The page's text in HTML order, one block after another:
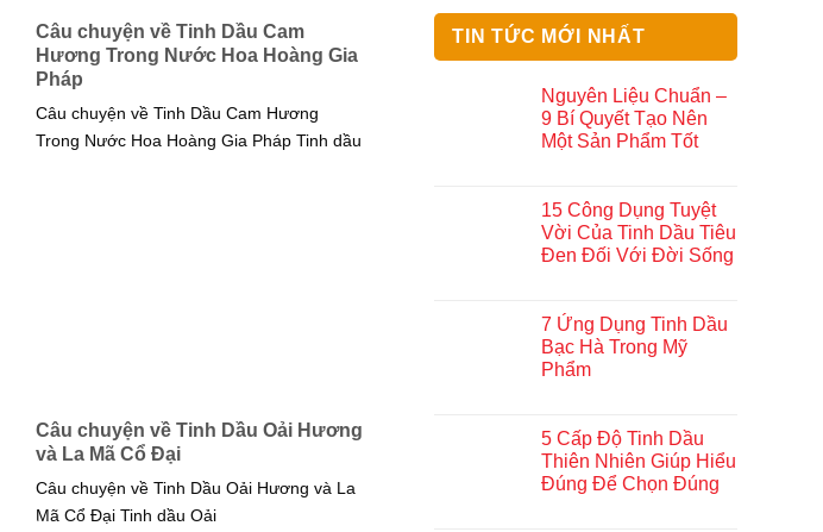
Câu chuyện về Tinh Dầu Cam
Hương Trong Nước Hoa Hoàng Gia
Pháp
Câu chuyện về Tinh Dầu Cam Hương
Trong Nước Hoa Hoàng Gia Pháp Tinh dầu
Câu chuyện về Tinh Dầu Oải Hương
và La Mã Cổ Đại
Câu chuyện về Tinh Dầu Oải Hương và La
Mã Cổ Đại Tinh dầu Oải
TIN TỨC MỚI NHẤT
Nguyên Liệu Chuẩn –
9 Bí Quyết Tạo Nên
Một Sản Phẩm Tốt
15 Công Dụng Tuyệt
Vời Của Tinh Dầu Tiêu
Đen Đối Với Đời Sống
7 Ứng Dụng Tinh Dầu
Bạc Hà Trong Mỹ
Phẩm
5 Cấp Độ Tinh Dầu
Thiên Nhiên Giúp Hiểu
Đúng Để Chọn Đúng